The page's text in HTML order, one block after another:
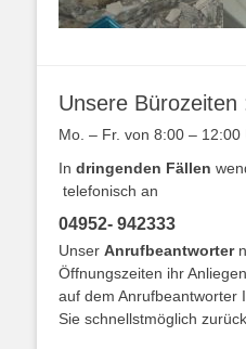
Unsere Bürozeiten
Mo. – Fr. von 8:00 – 12:00
In dringenden Fällen
telefonisch an
04952- 942333
Unser Anrufbeantworter
Öffnungszeiten ihr
auf dem Anrufbeantworter
Sie schnellstmöglich zurück.